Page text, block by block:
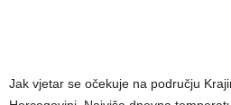
Jak vjetar se očekuje na području